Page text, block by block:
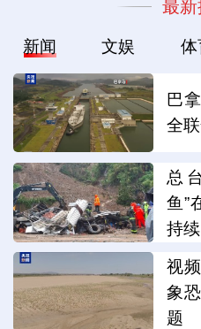
最新
新闻 文娱 体
巴
全
总
鱼”
持续
视
象
题